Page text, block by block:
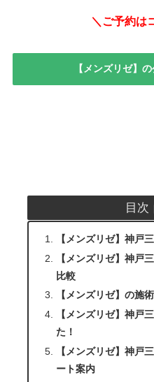
＼ご予約は
【メンズリゼ】
目次
【メンズリゼ】神戸
【メンズリゼ】神戸
比較
【メンズリゼ】の施
【メンズリゼ】神戸
た！
【メンズリゼ】神戸
ート案内